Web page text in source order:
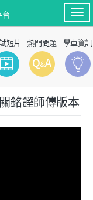
台
短片 熱門問題 學車資訊
銘鏗師傅版本